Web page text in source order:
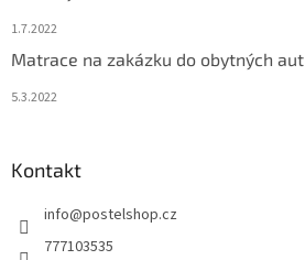
1.7.2022
Matrace na zakázku do obytných aut
5.3.2022
Kontakt
info@postelshop.cz
777103535